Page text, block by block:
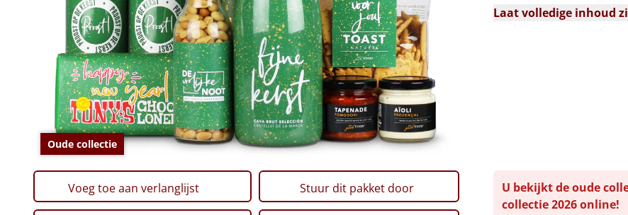
Oude collectie
Laat volledige inhoud
Voeg toe aan verlanglijst Stuur dit pakket door
U bekijkt de oude
collectie 2026 online!